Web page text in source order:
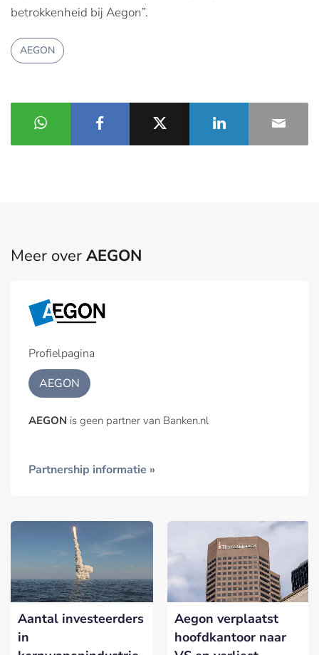
betrokkenheid bij Aegon”.
AEGON
Meer over AEGON
Profielpagina
AEGON
AEGON is geen partner van Banken.nl
Partnership informatie »
Aantal investeerders
in
Aegon verplaatst
hoofdkantoor naar